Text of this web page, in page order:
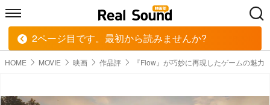
HOME MUSIC MOVIE TECH
HOME MOVIE 映画 作品評 『Flow』が巧妙に再現したゲームの魅力
2ページ目です。最初から読みませんか?